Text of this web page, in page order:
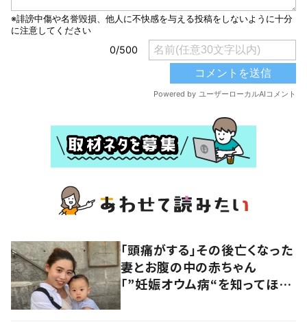
「頭痛がする」その後亡くなった
妻とお腹の中の赤ちゃん
「”妊娠オウム病“を知ってほし